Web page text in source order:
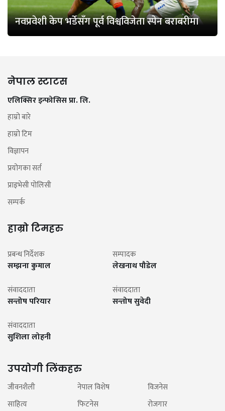
नवप्रवेशी केप भर्डेसँग पूर्व विश्वविजेता स्पेन बराबरीमा
नेपाल स्टाटस
एलिक्सिर इन्फोसिस प्रा. लि.
हाम्रो बारे
हाम्रो टिम
विज्ञापन
प्रयोगका सर्त
प्राइभेसी पोलिसी
सम्पर्क
हाम्रो टिमहरु
प्रबन्ध निर्देशक
सम्झना कुमाल
सम्पादक
लेखनाथ पौडेल
संवाददाता
सन्तोष परियार
संवाददाता
सन्तोष सुवेदी
संवाददाता
सुशिला लोहनी
उपयोगी लिंकहरु
जीवनशैली नेपाल विशेष
विजनेस
साहित्य
फिटनेस
रोजगार